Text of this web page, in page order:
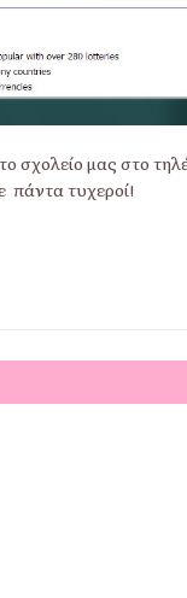
σχολείο μας στο
πάντα τυχεροί!